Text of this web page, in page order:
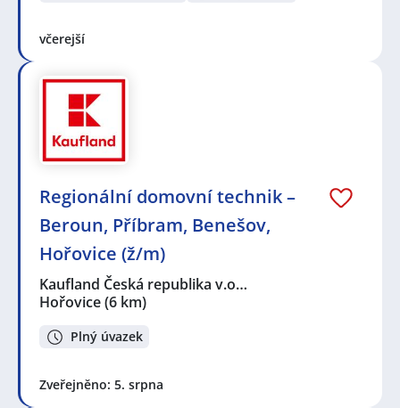
včerejší
Regionální domovní technik –
Beroun, Příbram, Benešov,
Hořovice (ž/m)
Kaufland Česká republika v.o…
Hořovice(6 km)
Plný úvazek
Zveřejněno: 5. srpna